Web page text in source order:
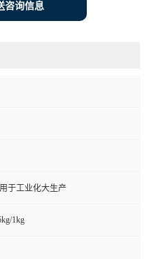
咨询信息
于工业化大生产
1kg